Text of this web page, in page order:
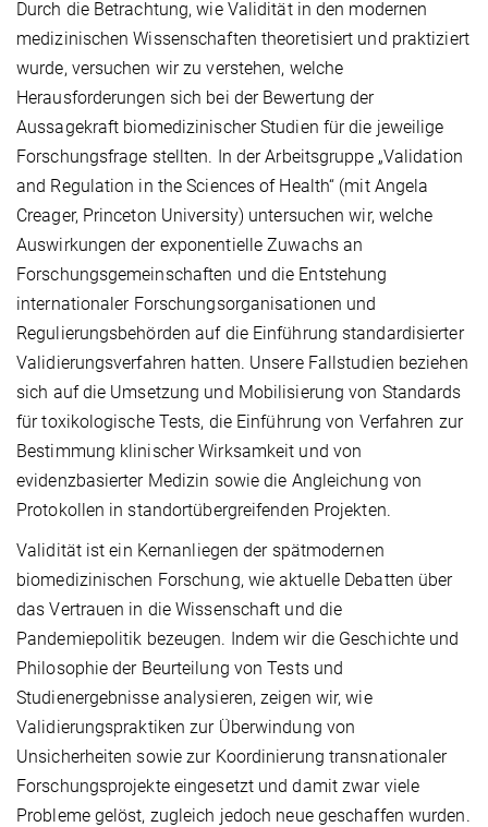
Durch die Betrachtung, wie Validität in den modernen
medizinischen Wissenschaften theoretisiert und praktiziert
wurde, versuchen wir zu verstehen, welche
Herausforderungen sich bei der Bewertung der
Aussagekraft biomedizinischer Studien für die jeweilige
Forschungsfrage stellten. In der Arbeitsgruppe „Validation
and Regulation in the Sciences of Health“ (mit Angela
Creager, Princeton University) untersuchen wir, welche
Auswirkungen der exponentielle Zuwachs an
Forschungsgemeinschaften und die Entstehung
internationaler Forschungsorganisationen und
Regulierungsbehörden auf die Einführung standardisierter
Validierungsverfahren hatten. Unsere Fallstudien beziehen
sich auf die Umsetzung und Mobilisierung von Standards
für toxikologische Tests, die Einführung von Verfahren zur
Bestimmung klinischer Wirksamkeit und von
evidenzbasierter Medizin sowie die Angleichung von
Protokollen in standortübergreifenden Projekten.
Validität ist ein Kernanliegen der spätmodernen
biomedizinischen Forschung, wie aktuelle Debatten über
das Vertrauen in die Wissenschaft und die
Pandemiepolitik bezeugen. Indem wir die Geschichte und
Philosophie der Beurteilung von Tests und
Studienergebnisse analysieren, zeigen wir, wie
Validierungspraktiken zur Überwindung von
Unsicherheiten sowie zur Koordinierung transnationaler
Forschungsprojekte eingesetzt und damit zwar viele
Probleme gelöst, zugleich jedoch neue geschaffen wurden.